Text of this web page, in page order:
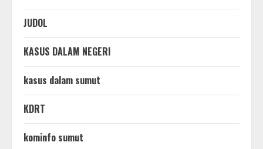
JUDOL
KASUS DALAM NEGERI
kasus dalam sumut
KDRT
kominfo sumut